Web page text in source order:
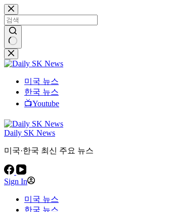
본
문
으
로
건
너
결
과
미국 뉴스
한국 뉴스
📺Youtube
Daily SK News
미국·한국 최신 주요 뉴스
Sign In
미국 뉴스
한국 뉴스